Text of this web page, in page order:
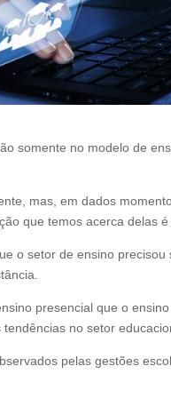
somente no modelo de
mas, em dados
que temos acerca delas é
o setor de ensino
presencial que o
no setor
pelas gestões